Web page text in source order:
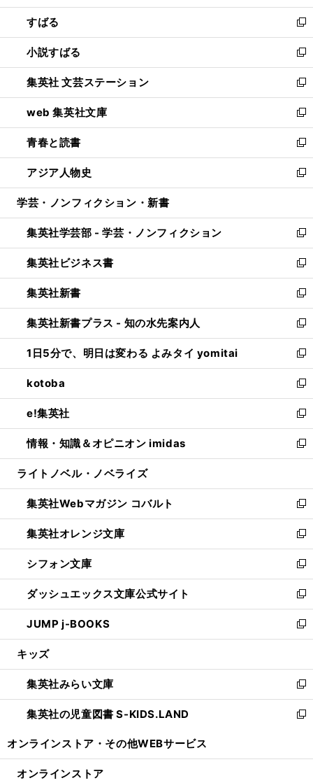
開
く
ウ
で
開
く
ン
ド
ウ
で
開
く
すばる
新
し
い
ウ
ィ
ン
ド
ウ
で
開
く
小説すばる
新
し
い
ウ
ィ
ン
ド
ウ
で
開
集英社 文芸ステーション
新
し
い
ウ
ィ
ン
ド
ウ
開
く
web 集英社文庫
新
し
い
ウ
ィ
ン
ウ
で
開
く
青春と読書
新
し
い
ウ
ン
ド
ウ
で
開
く
アジア人物史
新
し
ウ
ィ
ン
ド
ウ
で
開
く
学芸・ノンフィクション・新書
集英社学芸部 - 学芸・ノンフィクション
新
し
い
ウ
ィ
ン
ド
ウ
で
開
く
集英社ビジネス書
新
し
い
ウ
ィ
ン
ド
ウ
で
開
く
集英社新書
新
し
い
ウ
ィ
ン
ド
ウ
で
開
く
集英社新書プラス - 知の水先案内人
新
し
い
ウ
ィ
ン
ド
ウ
で
開
1日5分で、明日は変わる よみタイ yomitai
新
し
い
ウ
ィ
ン
ド
ウ
開
く
kotoba
新
し
い
ウ
ィ
ン
ウ
で
開
く
e!集英社
新
し
い
ウ
ン
ド
ウ
で
開
く
情報・知識＆オピニオン imidas
新
し
ウ
ィ
ン
ド
ウ
で
開
く
ライトノベル・ノベライズ
集英社Webマガジン コバルト
新
し
い
ウ
ィ
ン
ド
ウ
で
開
集英社オレンジ文庫
新
し
い
ウ
ィ
ン
ド
ウ
開
く
シフォン文庫
新
し
い
ウ
ィ
ン
ウ
で
開
く
ダッシュエックス文庫公式サイト
新
し
い
ウ
ン
ド
ウ
で
JUMP j-BOOKS
新
し
ウ
ィ
ン
ド
開
キッズ
集英社みらい文庫
新
し
い
ン
集英社の児童図書 S-KIDS.LAND
新
ウ
オンラインストア・ その他WEBサービス
オンラインストア